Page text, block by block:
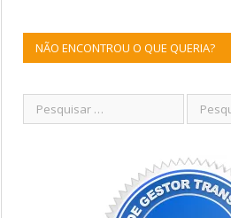
NÃO ENCONTROU O QUE QUERIA?